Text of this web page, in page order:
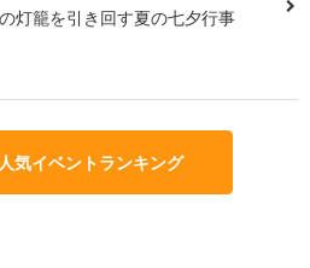
灯籠を引き回す夏の七夕行事
気イベントランキング